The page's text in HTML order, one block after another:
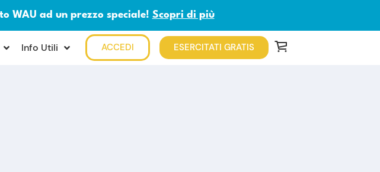
WAU ad un prezzo speciale! Scopri di più
Info Utili ACCEDI ESERCITATI GRATIS